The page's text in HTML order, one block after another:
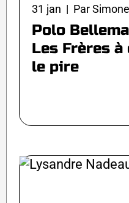
31 jan | Par
Polo
Les Frères à
le pire